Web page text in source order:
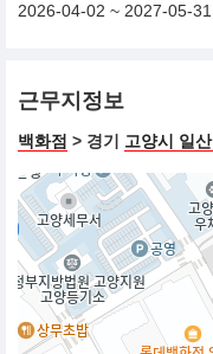
2026-04-02 ~ 2027-05-31
근무지정보
백화점 > 경기 고양시 일